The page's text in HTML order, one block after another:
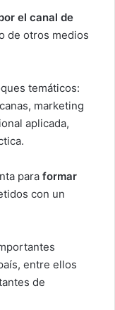
el canal de
de otros medios
temáticos:
marketing
aplicada,
para formar
con un
entre ellos
de